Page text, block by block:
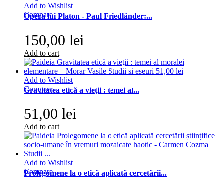
Add to Wishlist
Compare
Opera lui Platon - Paul Friedländer:...
150,00 lei
Add to cart
Add to Wishlist
Compare
Gravitatea etică a vieţii : temei al...
51,00 lei
Add to cart
Add to Wishlist
Compare
Prolegomene la o etică aplicată cercetării...